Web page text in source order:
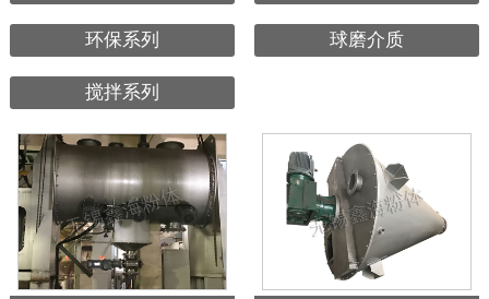
环保系列 球磨介质
搅拌系列